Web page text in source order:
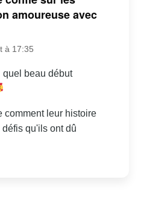
amoureuse avec
à 17:35
beau début
comment leur histoire
qu'ils ont dû